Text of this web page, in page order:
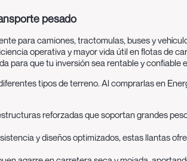
pesado
para camiones, tractomulas, buses y
operativa y mayor vida útil en flotas de
que tu inversión sea rentable y confiable
tipos de terreno. Al comprarlas en
reforzadas que soportan grandes
y diseños optimizados, estas llantas